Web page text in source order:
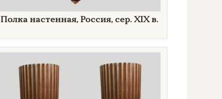
Полка настенная, Россия, сер. XIX в.